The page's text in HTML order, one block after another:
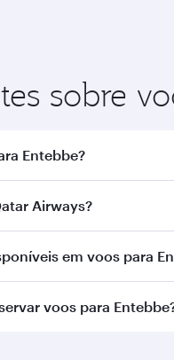
sobre
Entebbe?
para Entebbe.
Airways?
com a Qatar
em voos para
depende da rota e da
voos para